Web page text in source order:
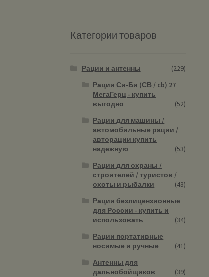
Категории товаров
Рации и антенны
(229)
Рации Си-Би (СВ / cb) 27
МегаГерц - купить
выгодно
(52)
Рации для машины /
автомобильные рации /
авторации купить
надежную
(53)
Рации для охраны /
строителей / туристов /
охоты и рыбалки
(43)
Рации безлицензионные
для России - купить и
использовать
(34)
Рации портативные
носимые и ручные
(41)
Антенны для
дальнобойщиков
(39)